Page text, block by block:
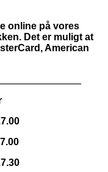
online på vores
Det er muligt at
American